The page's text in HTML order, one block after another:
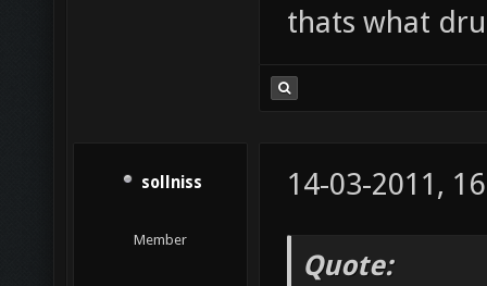
thats what
sollniss
Member
14-03-2011,
Quote: